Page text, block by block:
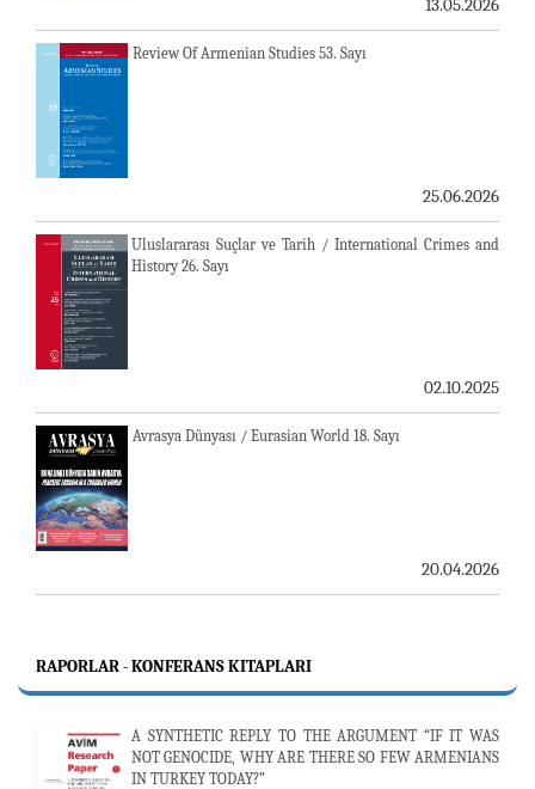
13.05.2026
Review Of Armenian Studies 53. Sayı
25.06.2026
Uluslararası Suçlar ve Tarih / International Crimes and
History 26. Sayı
02.10.2025
Avrasya Dünyası / Eurasian World 18. Sayı
20.04.2026
RAPORLAR - KONFERANS KITAPLARI
A SYNTHETIC REPLY TO THE ARGUMENT “IF IT WAS
NOT GENOCIDE, WHY ARE THERE SO FEW ARMENIANS
IN TURKEY TODAY?”